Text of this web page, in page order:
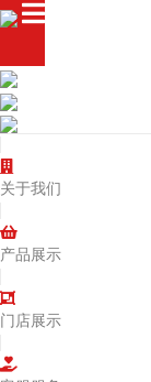
关于我们
产品展示
门店展示